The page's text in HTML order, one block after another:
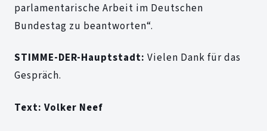
parlamentarische Arbeit im Deutschen
Bundestag zu beantworten“.
STIMME-DER-Hauptstadt: Vielen Dank für das
Gespräch.
Text: Volker Neef